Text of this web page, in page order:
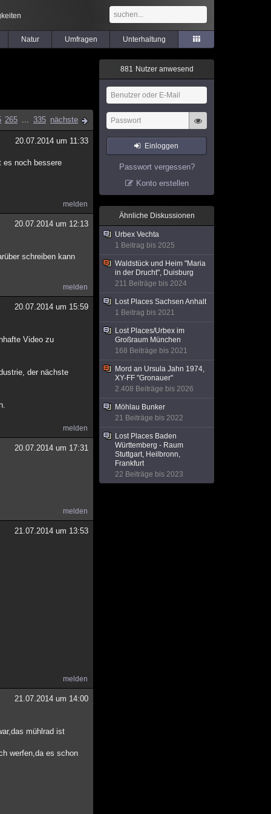
Natur Umfragen Unterhaltung
265 ... 335 nächste
20.07.2014 um 11:33
es noch bessere
melden
20.07.2014 um 12:13
schreiben kann
melden
20.07.2014 um 15:59
Video zu
der nächste
melden
20.07.2014 um 17:31
melden
21.07.2014 um 13:53
melden
21.07.2014 um 14:00
mühlrad ist
werfen,da es schon
881 Nutzer anwesend
Einloggen
Passwort vergessen?
Konto erstellen
Ähnliche Diskussionen
Urbex Vechta
1 Beitrag bis 2025
Waldstück und Heim "Maria
in der Drucht", Duisburg
211 Beiträge bis 2024
Lost Places Sachsen Anhalt
1 Beitrag bis 2021
Lost Places/Urbex im
Großraum München
168 Beiträge bis 2021
Mord an Ursula Jahn 1974,
XY-FF "Gronauer"
2.408 Beiträge bis 2026
Möhlau Bunker
21 Beiträge bis 2022
Lost Places Baden
Württemberg - Raum
Stuttgart, Heilbronn,
Frankfurt
22 Beiträge bis 2023